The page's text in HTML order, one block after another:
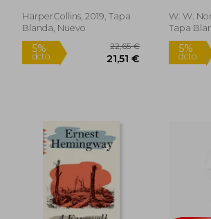
HarperCollins, 2019, Tapa
Blanda, Nuevo
W. W.
Tapa